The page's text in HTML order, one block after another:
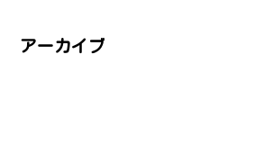
アーカイブ